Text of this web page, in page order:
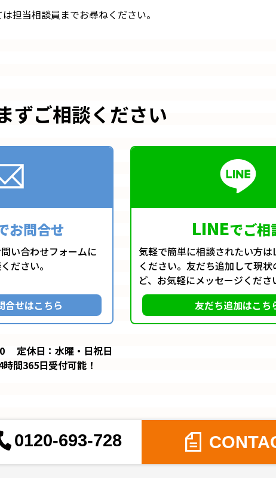
担当相談員までお尋ねください。
ずご相談ください
お問合せ
い合わせフォームに
ださい。
合せはこちら
LINEでご相
気軽で簡単に相談されたい方
ください。友だち追加して現状
ど、お気軽にメッセージくださ
友だち追加はこち
定休日：水曜・日祝日
間365日受付可能！
0120-693-728